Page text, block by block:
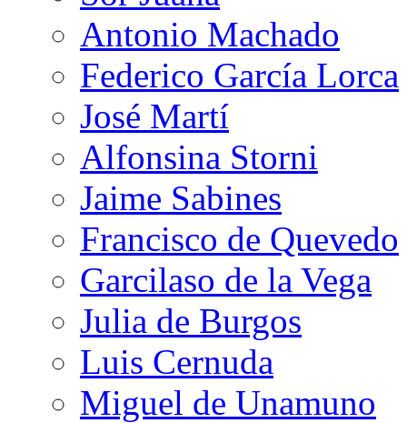
Antonio Machado
Federico García Lorca
José Martí
Alfonsina Storni
Jaime Sabines
Francisco de Quevedo
Garcilaso de la Vega
Julia de Burgos
Luis Cernuda
Miguel de Unamuno